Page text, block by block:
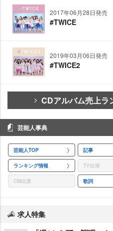
2017年06月28日発売
#TWICE
2019年03月06日発売
#TWICE2
CDアルバム売上ラ
芸能人事典
芸能人TOP 記事
ランキング情報 TV出演
CM出演 歌詞
求人特集